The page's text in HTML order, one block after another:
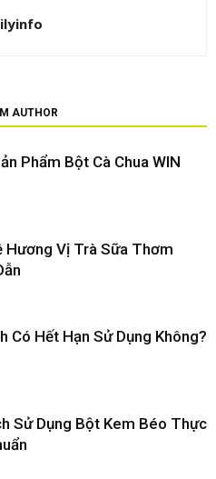
AUTHOR
Phẩm Bột Cà Chua WIN
Hương Vị Trà Sữa Thơm
Có Hết Hạn Sử Dụng Không?
Sử Dụng Bột Kem Béo Thực